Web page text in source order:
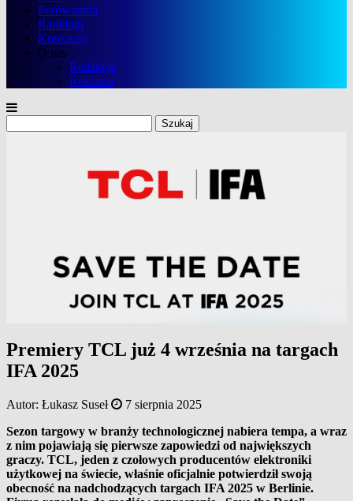
Porównania
Rankingi
Konkursy
O nas
Redakcja
Reklama
Premiery TCL już 4 września na targach
IFA 2025
Autor: Łukasz Suseł
7 sierpnia 2025
Sezon targowy w branży technologicznej nabiera tempa, a wraz
z nim pojawiają się pierwsze zapowiedzi od największych
graczy. TCL, jeden z czołowych producentów elektroniki
użytkowej na świecie, właśnie oficjalnie potwierdził swoją
obecność na nadchodzących targach IFA 2025 w Berlinie.